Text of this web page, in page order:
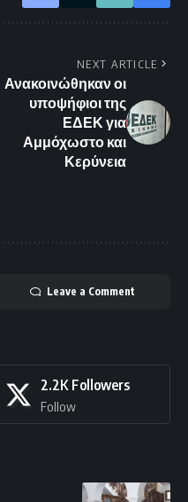
NEXT ARTICLE
Ανακοινώθηκαν οι
υποψήφιοι της
ΕΔΕΚ για
Αμμόχωστο και
Κερύνεια
Leave a Comment
2.2K Followers
Follow